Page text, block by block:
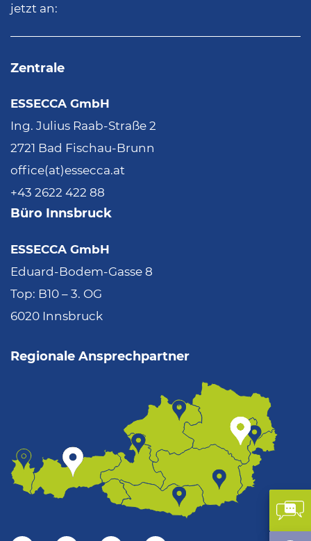
jetzt an:
Zentrale
ESSECCA GmbH
Ing. Julius Raab-Straße 2
2721 Bad Fischau-Brunn
office(at)essecca.at
+43 2622 422 88
Büro Innsbruck
ESSECCA GmbH
Eduard-Bodem-Gasse 8
Top: B10 – 3. OG
6020 Innsbruck
Regionale Ansprechpartner